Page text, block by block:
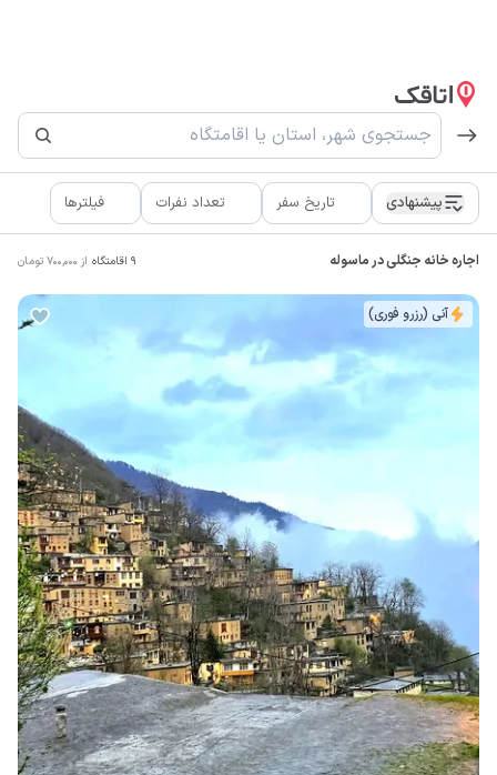
پیشنهادی تاریخ سفر تعداد نفرات فیلترها
اجاره خانه جنگلی در ماسوله 9 اقامتگاه از 700,000 تومان
آنی (رزرو فوری)